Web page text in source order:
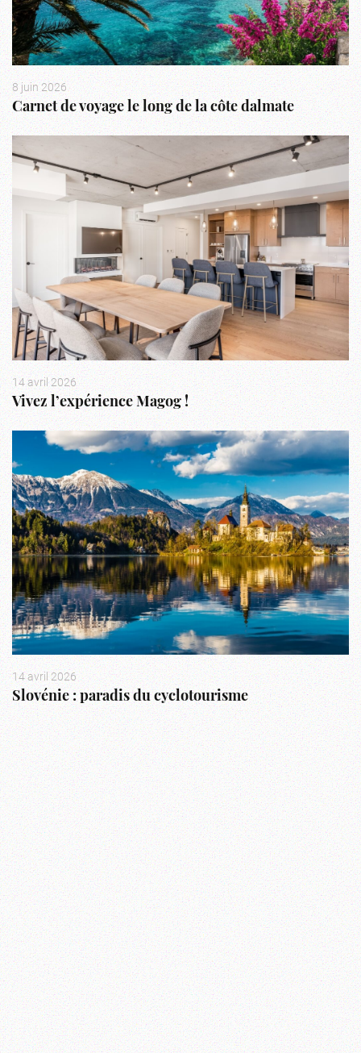
8 juin 2026
Carnet de voyage le long de la côte dalmate
14 avril 2026
Vivez l’expérience Magog !
14 avril 2026
Slovénie : paradis du cyclotourisme